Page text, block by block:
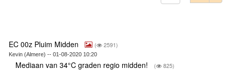
EC 00z Pluim Midden ( 2591)
Kevin (Almere) -- 01-08-2020 10:20
Mediaan van 34°C graden regio midden! ( 825)